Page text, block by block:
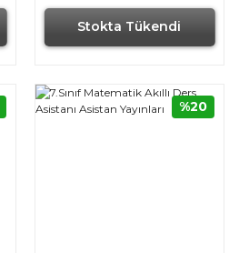
Stokta Tükendi
%20